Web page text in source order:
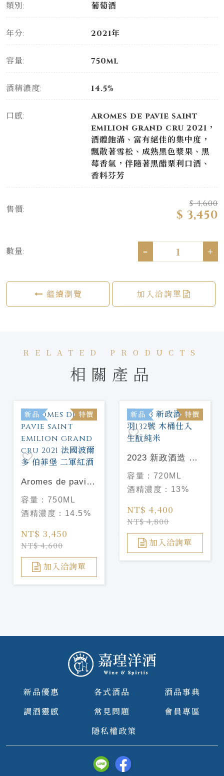
類別: 葡萄酒
年分: 2021年
容量: 750ml
酒精濃度: 14.5%
口感:
Aromes de pavie saint
emilion grand cru 2021，
酒體飽滿、富有絕佳的集中度，
飄散著雪松、成熟黑色漿果、黑
莓香氣，伴隨著黑醋栗利口酒、
香料芬芳
售價:
$ 4,600
$ 3,450
數量: - +
繼續瀏覽 加入洽詢單
RELATED PRODUCTS
相關產品
新品 特價
Aromes de pavie
saint emilion
grand cru 2021 法
國波爾多 伯菲堡
二軍紅酒
容量： 750ML
酒精濃度： 14.5%
NT$ 3,450
NT$ 4,600
加入洽詢單
新品 特價
2023 新政酒造 陸
羽132號 木桶仕入
生酛純米
容量： 720ML
酒精濃度： 13%
NT$ 4,400
NT$ 4,800
加入洽詢單
新品優惠 各式酒品
酒品事典
調酒靈感
常見問題
會員專區
隱私權政策